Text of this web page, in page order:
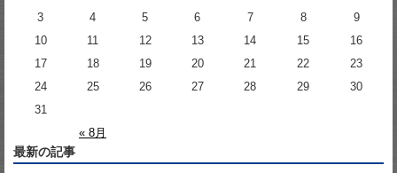
« 8月
3
4 5 6 7 8
9
10
11 12 13 14 15
16
17
18 19 20 21 22
23
24
25 26 27 28 29
30
31
最新の記事